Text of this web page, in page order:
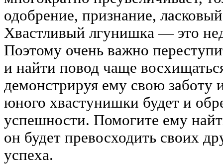
одобрение, признание,
Хвастливый лгунишка — это
Поэтому очень важно
и найти повод чаще
демонстрируя ему свою
юного хвастунишки будет и
успешности. Помогите ему
он будет превосходить своих
успеха.